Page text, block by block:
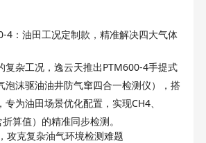
4：油田工况定制款，精准解决四大气体
复杂工况，逸云天推出 PTM600-4手提式
泡沫驱油油井防气窜四合一检测仪），搭
专为油田场景优化配置，实现CH4、
折算值）的精准同步检测。
攻克复杂油气环境检测难题